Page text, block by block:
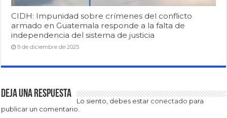
CIDH: Impunidad sobre crímenes del conflicto
armado en Guatemala responde a la falta de
independencia del sistema de justicia
9 de diciembre de 2025
Deja una respuesta
Lo siento, debes estar conectado para
publicar un comentario.